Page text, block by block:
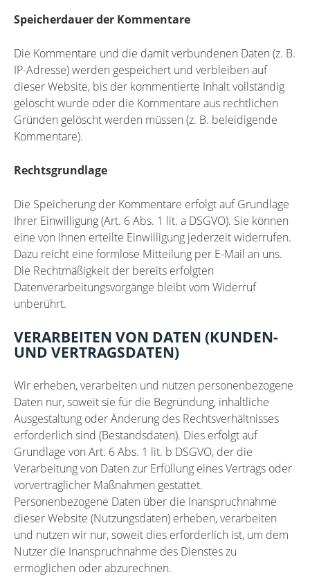
Speicherdauer der Kommentare
Die Kommentare und die damit verbundenen Daten (z. B.
IP-Adresse) werden gespeichert und verbleiben auf
dieser Website, bis der kommentierte Inhalt vollständig
gelöscht wurde oder die Kommentare aus rechtlichen
Gründen gelöscht werden müssen (z. B. beleidigende
Kommentare).
Rechtsgrundlage
Die Speicherung der Kommentare erfolgt auf Grundlage
Ihrer Einwilligung (Art. 6 Abs. 1 lit. a DSGVO). Sie können
eine von Ihnen erteilte Einwilligung jederzeit widerrufen.
Dazu reicht eine formlose Mitteilung per E-Mail an uns.
Die Rechtmäßigkeit der bereits erfolgten
Datenverarbeitungsvorgänge bleibt vom Widerruf
unberührt.
VERARBEITEN VON DATEN (KUNDEN-
UND VERTRAGSDATEN)
Wir erheben, verarbeiten und nutzen personenbezogene
Daten nur, soweit sie für die Begründung, inhaltliche
Ausgestaltung oder Änderung des Rechtsverhältnisses
erforderlich sind (Bestandsdaten). Dies erfolgt auf
Grundlage von Art. 6 Abs. 1 lit. b DSGVO, der die
Verarbeitung von Daten zur Erfüllung eines Vertrags oder
vorvertraglicher Maßnahmen gestattet.
Personenbezogene Daten über die Inanspruchnahme
dieser Website (Nutzungsdaten) erheben, verarbeiten
und nutzen wir nur, soweit dies erforderlich ist, um dem
Nutzer die Inanspruchnahme des Dienstes zu
ermöglichen oder abzurechnen.